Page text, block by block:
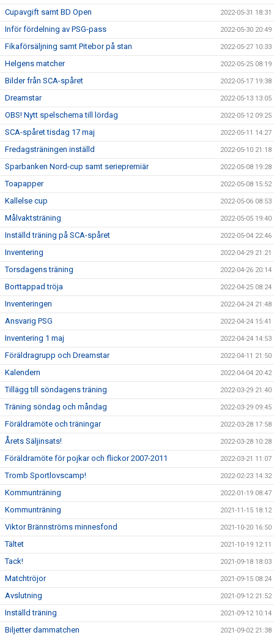
Cupavgift samt BD Open 2022-05-31 18:31
Inför fördelning av PSG-pass 2022-05-30 20:49
Fikaförsäljning samt Pitebor på stan 2022-05-27 10:33
Helgens matcher 2022-05-25 08:19
Bilder från SCA-spåret 2022-05-17 19:38
Dreamstar 2022-05-13 13:05
OBS! Nytt spelschema till lördag 2022-05-12 09:25
SCA-spåret tisdag 17 maj 2022-05-11 14:27
Fredagsträningen inställd 2022-05-10 21:18
Sparbanken Nord-cup samt seriepremiär 2022-05-08 19:28
Toapapper 2022-05-08 15:52
Kallelse cup 2022-05-06 08:53
Målvaktsträning 2022-05-05 19:40
Inställd träning på SCA-spåret 2022-05-04 22:46
Inventering 2022-04-29 21:21
Torsdagens träning 2022-04-26 20:14
Borttappad tröja 2022-04-25 08:24
Inventeringen 2022-04-24 21:48
Ansvarig PSG 2022-04-24 15:41
Inventering 1 maj 2022-04-24 14:53
Föräldragrupp och Dreamstar 2022-04-11 21:50
Kalendern 2022-04-04 20:42
Tillägg till söndagens träning 2022-03-29 21:40
Träning söndag och måndag 2022-03-29 09:45
Föräldramöte och träningar 2022-03-28 17:58
Årets Säljinsats! 2022-03-28 10:28
Föräldramöte för pojkar och flickor 2007-2011 2022-03-21 11:07
Tromb Sportlovscamp! 2022-02-23 14:32
Kommunträning 2022-01-19 08:47
Kommunträning 2021-11-15 18:12
Viktor Brännströms minnesfond 2021-10-20 16:50
Tältet 2021-10-19 12:11
Tack! 2021-09-18 18:03
Matchtröjor 2021-09-15 08:24
Avslutning 2021-09-12 21:52
Inställd träning 2021-09-12 10:14
Biljetter dammatchen 2021-09-02 21:38